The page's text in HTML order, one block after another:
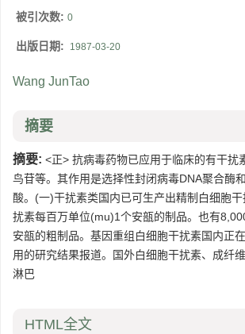
被引次数: 0
出版日期: 1987-03-20
Wang JunTao
摘要
摘要: <正> 抗病毒药物已应用于临床的有干扰
鸟苷等。其作用是选择性封闭病毒DNA聚合酶
酸。(一)干扰素类国内已可生产出精制白细胞
扰素每百万单位(mu)1个安瓿的制品。也有
安瓿的粗制品。基因重组白细胞干扰素国内正
用的研究结果报道。国外白细胞干扰素、成纤
淋巴
HTML全文